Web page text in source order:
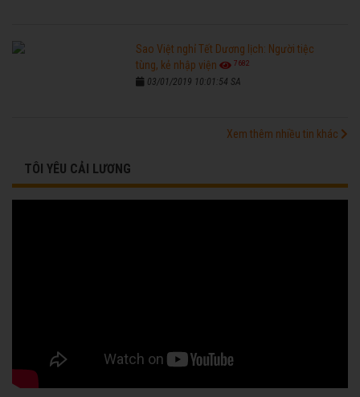
Sao Việt nghỉ Tết Dương lịch: Người tiệc
tùng, kẻ nhập viện
7682
03/01/2019 10:01:54 SA
Xem thêm nhiều tin khác
TÔI YÊU CẢI LƯƠNG